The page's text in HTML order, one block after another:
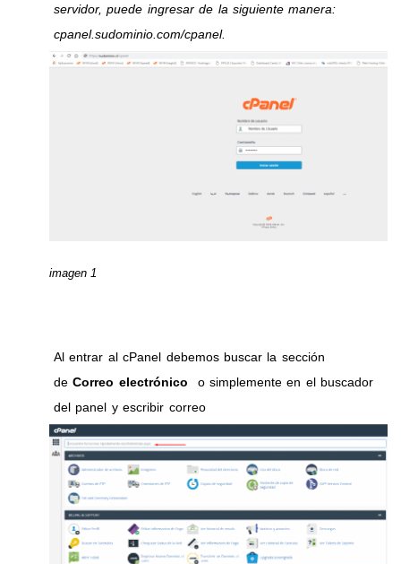
servidor, puede ingresar de la siguiente manera:
cpanel.sudominio.com/cpanel.
imagen 1
Al entrar al cPanel debemos buscar la sección
deCorreo electrónico o simplemente en el buscador
del panel y escribir correo